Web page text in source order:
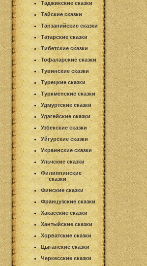
Таджикские сказки
Тайские сказки
Танзанийские сказки
Татарские сказки
Тибетские сказки
Тофаларские сказки
Тувинские сказки
Турецкие сказки
Туркменские сказки
Удмуртские сказки
Удэгейские сказки
Узбекские сказки
Уйгурские сказки
Украинские сказки
Ульчские сказки
Филиппинские
сказки
Финские сказки
Французские сказки
Хакасские сказки
Хантыйские сказки
Хорватские сказки
Цыганские сказки
Черкесские сказки